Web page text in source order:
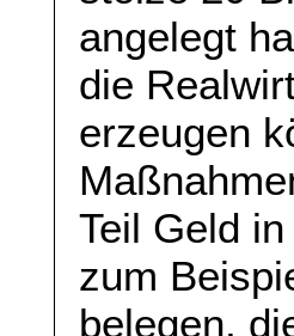
angelegt
die
erzeugen
Teil Geld
zum
belegen,